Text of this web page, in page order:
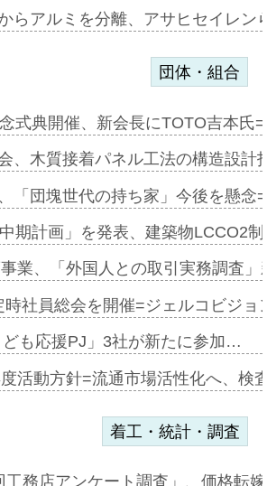
らアルミを分離、アサヒセイレ
団体・組合
式典開催、新会長にTOTO吉本氏
、木質接着パネル工法の構造設
「団塊世代の持ち家」今後を懸
期計画」を発表、建築物LCCO2
業、「外国人との取引実務調査
時社員総会を開催=ジェルコビジ
も応援PJ」3社が新たに参加…
活動方針=流通市場活性化へ、検
着工・統計・調査
工務店アンケート調査」、価格転